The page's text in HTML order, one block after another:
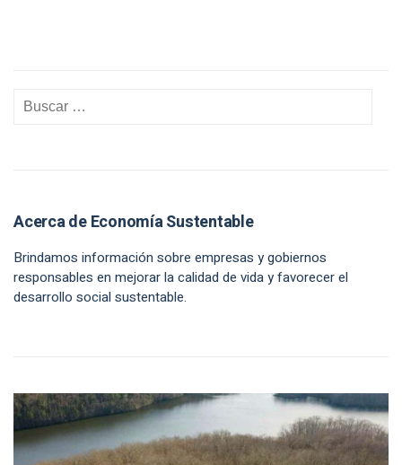
Acerca de Economía Sustentable
Brindamos información sobre empresas y gobiernos
responsables en mejorar la calidad de vida y favorecer el
desarrollo social sustentable.